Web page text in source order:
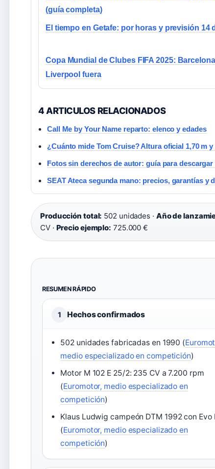
(guía completa)
El tiempo en Getafe: por horas y previsión 14
Copa Mundial de Clubes FIFA 2025:
Liverpool fuera
4 ARTICULOS RELACIONADOS
Call Me by Your Name reparto: elenco y edades
¿Cuánto mide Tom Cruise? Altura oficial 1,70 m
Fotos sin derechos de autor: guía para
SEAT Ateca segunda mano: precios, garantías y
Producción total: 502 unidades · Año de
CV · Precio ejemplo: 725.000 €
RESUMEN RÁPIDO
1 Hechos confirmados
502 unidades fabricadas en 1990 (
medio especializado en competición)
Motor M 102 E 25/2: 235 CV a 7.200 rpm
(Euromotor, medio especializado en
competición)
Klaus Ludwig campeón DTM 1992 con Evo
(Euromotor, medio especializado en
competición)